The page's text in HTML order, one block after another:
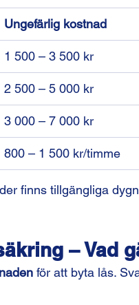
Ungefärlig kostnad
1 500 – 3 500 kr
2 500 – 5 000 kr
3 000 – 7 000 kr
800 – 1 500 kr/timme
finns tillgängliga
– Vad
för att byta lås.